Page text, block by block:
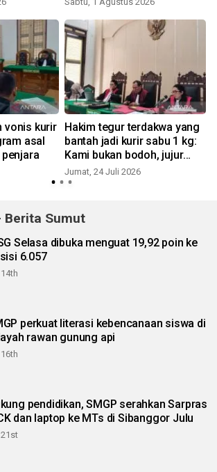
vonis kurir
asal
Hakim tegur terdakwa yang
bantah jadi kurir sabu 1 kg:
Kami bukan bodoh, jujur
saja
Jumat, 24 Juli 2026
Berita Sumut
Selasa dibuka menguat 19,92 poin ke
6.057
perkuat literasi kebencanaan siswa di
rawan gunung api
pendidikan, SMGP serahkan Sarpras
dan laptop ke MTs di Sibanggor Julu